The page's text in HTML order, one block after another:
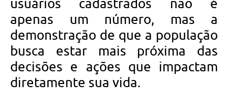
usuários cadastrados não é
apenas um número, mas a
demonstração de que a população
busca estar mais próxima das
decisões e ações que impactam
diretamente sua vida.